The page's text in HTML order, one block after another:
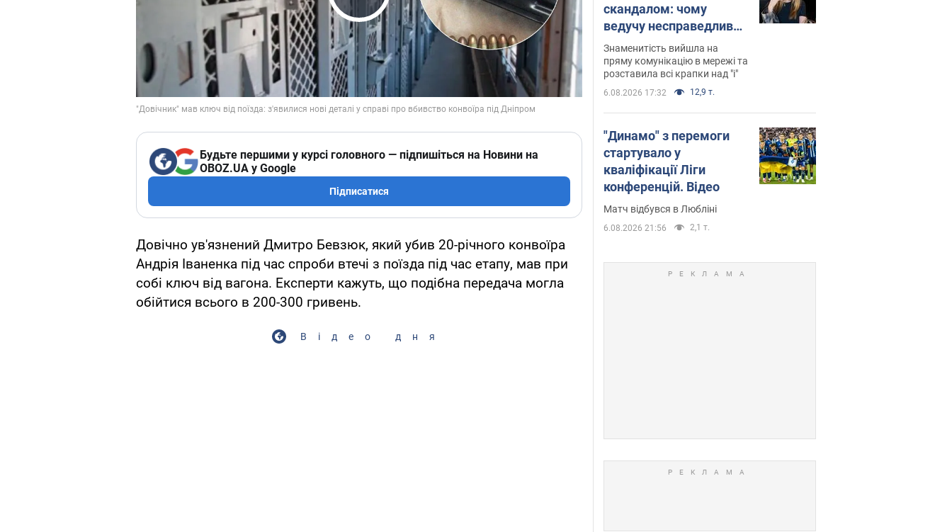
Play Video
Будьте першими у курсі головного — підпишіться на Новини на
OBOZ.UA у Google
Підписатися
Довічно ув'язнений Дмитро Бевзюк, який убив 20-річного конвоїра
Андрія Іваненка під час спроби втечі з поїзда під час етапу, мав при
собі ключ від вагона. Експерти кажуть, що подібна передача могла
обійтися всього в 200-300 гривень.
Відео дня
скандалом: чому
ведучу несправедливо
захейтили
Знаменитість вийшла на
пряму комунікацію в мережі та
розставила всі крапки над "і"
6.08.2026 17:32 12,9 т.
"Динамо" з перемоги
стартувало у
кваліфікації Ліги
конференцій. Відео
Матч відбувся в Любліні
6.08.2026 21:56 2,1 т.